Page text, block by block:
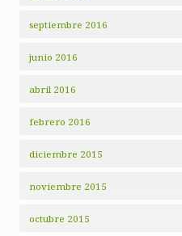
septiembre 2016
junio 2016
abril 2016
febrero 2016
diciembre 2015
noviembre 2015
octubre 2015